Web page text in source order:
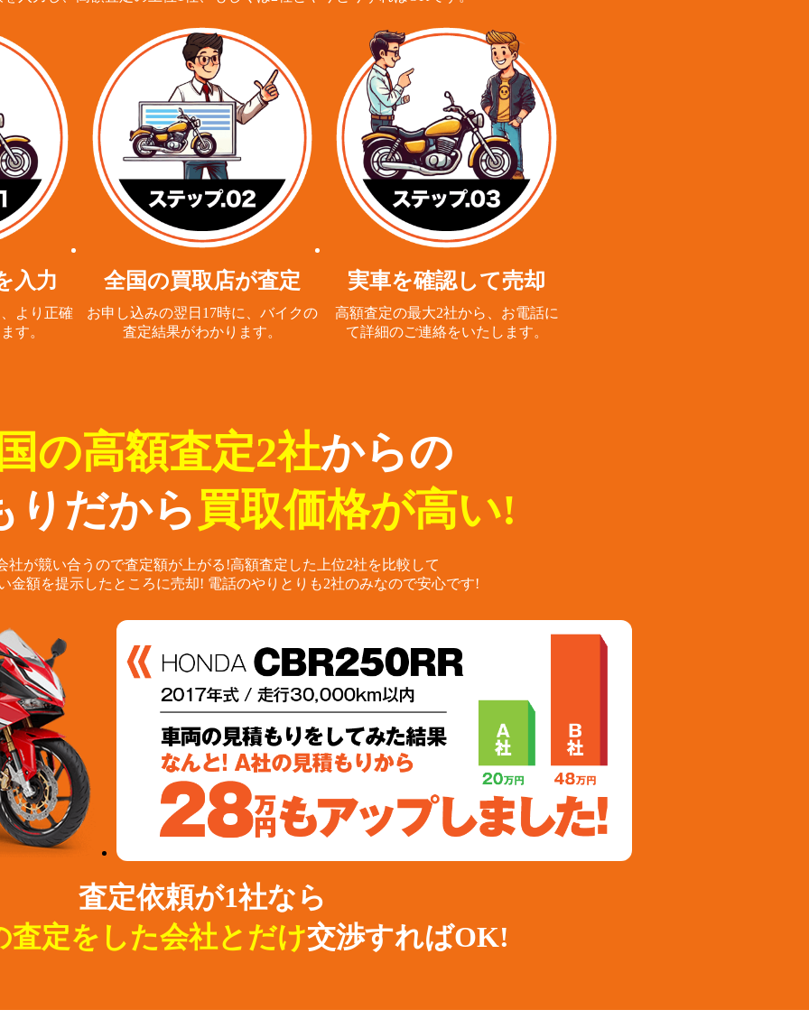
入力
より正確
す。
全国の買取店が査定
お申し込みの翌日17時に、 バイクの
査定結果がわかります。
実車を確認して売却
高額査定の最大2社から、 お電話に
て詳細のご連絡をいたします。
の高額査定2社からの
りだから 買取価格が高い!
社が競い合うので査定額が上がる!高額査定した上位2社を比較して
金額を提示したところに売却! 電話のやりとりも2社のみなので安心です!
査定依頼が1社なら
査定をした会社とだけ交渉すればOK!